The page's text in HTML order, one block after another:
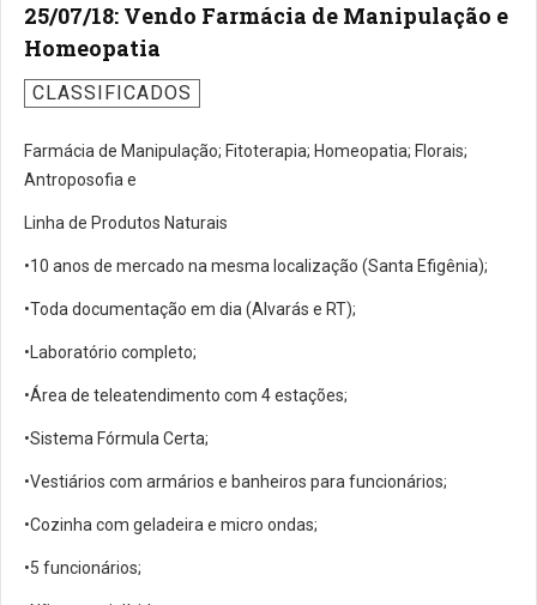
25/07/18: Vendo Farmácia de Manipulação e
Homeopatia
CLASSIFICADOS
Farmácia de Manipulação; Fitoterapia; Homeopatia; Florais;
Antroposofia e
Linha de Produtos Naturais
•10 anos de mercado na mesma localização (Santa Efigênia);
•Toda documentação em dia (Alvarás e RT);
•Laboratório completo;
•Área de teleatendimento com 4 estações;
•Sistema Fórmula Certa;
•Vestiários com armários e banheiros para funcionários;
•Cozinha com geladeira e micro ondas;
•5 funcionários;